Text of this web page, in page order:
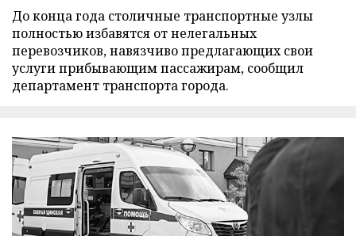
До конца года столичные транспортные узлы
полностью избавятся от нелегальных
перевозчиков, навязчиво предлагающих свои
услуги прибывающим пассажирам, сообщил
департамент транспорта города.